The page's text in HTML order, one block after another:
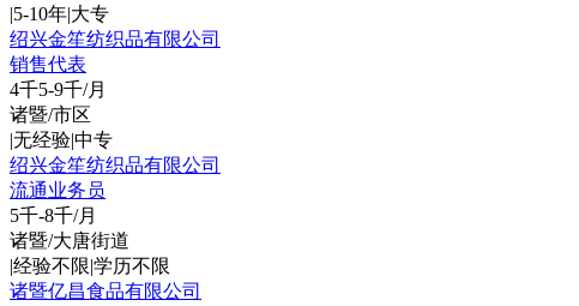
|5-10年|大专
绍兴金笙纺织品有限公司
销售代表
4千5-9千/月
诸暨/市区
|无经验|中专
绍兴金笙纺织品有限公司
流通业务员
5千-8千/月
诸暨/大唐街道
|经验不限|学历不限
诸暨亿昌食品有限公司